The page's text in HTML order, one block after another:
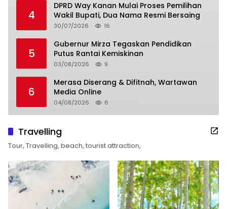
4
DPRD Way Kanan Mulai Proses Pemilihan
Wakil Bupati, Dua Nama Resmi Bersaing
30/07/2026 16
5
Gubernur Mirza Tegaskan Pendidikan
Putus Rantai Kemiskinan
03/08/2026 9
6
Merasa Diserang & Difitnah, Wartawan
Media Online
04/08/2026 6
Travelling
Tour, Travelling, beach, tourist attraction,